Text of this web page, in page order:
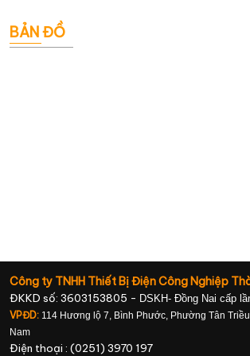
BẢN ĐỒ
Công ty TNHH Thiết Bị Điện Công Nghiệp
ĐKKD số: 3603153805 - DSKH- Đồng Nai cấp
VPĐD: 114 Hương lộ 7, Bình Phước, Phường Tân
Nam
Điện thoại : (0251) 3970 197